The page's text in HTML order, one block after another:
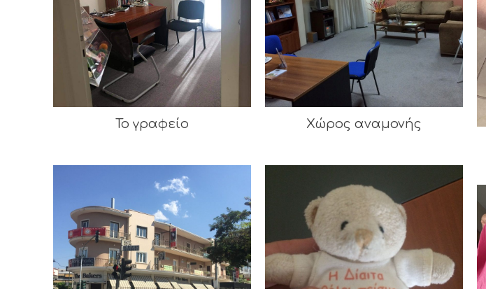
Το γραφείο Χώρος αναμονής